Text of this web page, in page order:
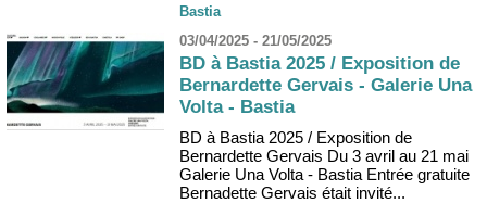
Bastia
03/04/2025 - 21/05/2025
BD à Bastia 2025 / Exposition de
Bernardette Gervais - Galerie Una
Volta - Bastia
BD à Bastia 2025 / Exposition de
Bernardette Gervais Du 3 avril au 21 mai
Galerie Una Volta - Bastia Entrée gratuite
Bernadette Gervais était invité...